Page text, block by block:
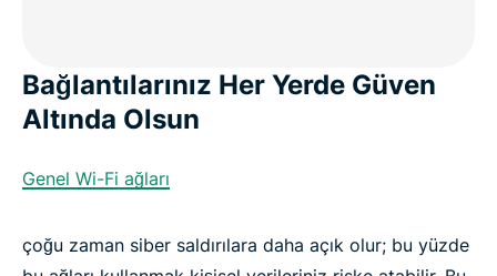
Bağlantılarınız Her Yerde Güven
Altında Olsun
Genel Wi-Fi ağları
çoğu zaman siber saldırılara daha açık olur; bu yüzde